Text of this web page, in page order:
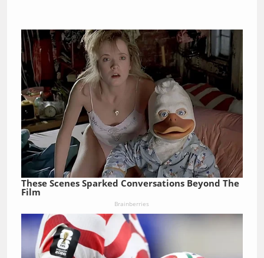
These Scenes Sparked Conversations Beyond The
Film
Brainberries